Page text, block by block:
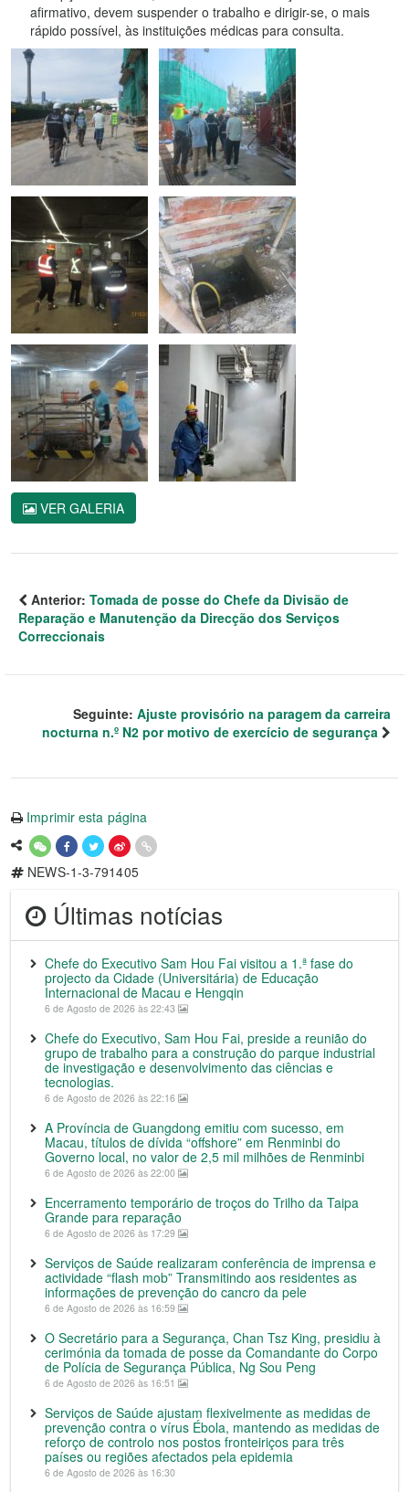
afirmativo, devem suspender o trabalho e dirigir-se, o mais
rápido possível, às instituições médicas para consulta.
VER GALERIA
Anterior: Tomada de posse do Chefe da Divisão de
Reparação e Manutenção da Direcção dos Serviços
Correccionais
Seguinte: Ajuste provisório na paragem da carreira
nocturna n.º N2 por motivo de exercício de segurança
Imprimir esta página
NEWS-1-3-791405
Últimas notícias
Chefe do Executivo Sam Hou Fai visitou a 1.ª fase do
projecto da Cidade (Universitária) de Educação
Internacional de Macau e Hengqin
6 de Agosto de 2026 às 22:43
Chefe do Executivo, Sam Hou Fai, preside a reunião do
grupo de trabalho para a construção do parque industrial
de investigação e desenvolvimento das ciências e
tecnologias.
6 de Agosto de 2026 às 22:16
A Província de Guangdong emitiu com sucesso, em
Macau, títulos de dívida “offshore” em Renminbi do
Governo local, no valor de 2,5 mil milhões de Renminbi
6 de Agosto de 2026 às 22:00
Encerramento temporário de troços do Trilho da Taipa
Grande para reparação
6 de Agosto de 2026 às 17:29
Serviços de Saúde realizaram conferência de imprensa e
actividade “flash mob” Transmitindo aos residentes as
informações de prevenção do cancro da pele
6 de Agosto de 2026 às 16:59
O Secretário para a Segurança, Chan Tsz King, presidiu à
cerimónia da tomada de posse da Comandante do Corpo
de Polícia de Segurança Pública, Ng Sou Peng
6 de Agosto de 2026 às 16:51
Serviços de Saúde ajustam flexivelmente as medidas de
prevenção contra o vírus Ébola, mantendo as medidas de
reforço de controlo nos postos fronteiriços para três
países ou regiões afectados pela epidemia
6 de Agosto de 2026 às 16:30